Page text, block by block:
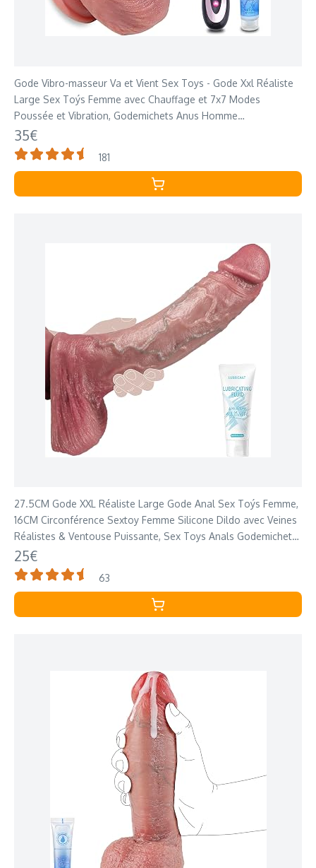
Gode Vibro-masseur Va et Vient Sex Toys - Gode Xxl Réaliste
Large Sex Toýs Femme avec Chauffage et 7x7 Modes
Poussée et Vibration, Godemichets Anus Homme
Vibromasseurs Feminin Clitoridien Puissant
35€
181
27.5CM Gode XXL Réaliste Large Gode Anal Sex Toýs Femme,
16CM Circonférence Sextoy Femme Silicone Dildo avec Veines
Réalistes & Ventouse Puissante, Sex Toys Anals Godemichets
Sex Toýs Couple
25€
63